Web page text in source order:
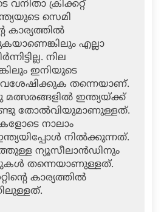
ക്രിക്കറ്റ്
സെമി
കാര്യത്തില്‍
എല്ലാ
നില
ഇനിയുടെ
തന്നെയാണ്.
ഇന്ത്യയ്ക്ക്
തോല്‍വിയുമാണുള്ളത്.
നാലാം
നില്‍ക്കുന്നത്.
ന്യൂസീലാന്‍ഡിനും
തന്നെയാണുള്ളത്.
കാര്യത്തില്‍